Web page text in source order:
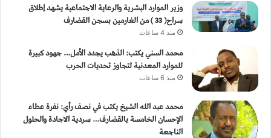
وزير الموارد البشرية والرعاية الاجتماعية يشهد إطلاق
سراح( 33 ) من الغارمين بسجن القضارف
منذ 4 ساعات
محمد السني يكتب: الذهب يجدد الأمل… جهود كبيرة
للموارد المعدنية لتجاوز تحديات الحرب
منذ 6 ساعات
محمد عبد الله الشيخ يكتب في نصف رأي: نفرة عطاء
الإحسان الخامسة بالقضارف… سردية الاجادة والحلول
الناجعة